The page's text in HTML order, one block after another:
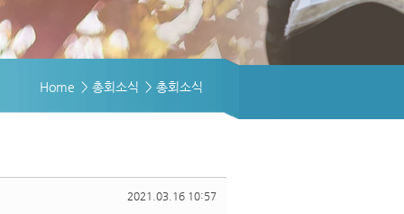
Home > 총회소식 > 총회소식
2021.03.16 10:57